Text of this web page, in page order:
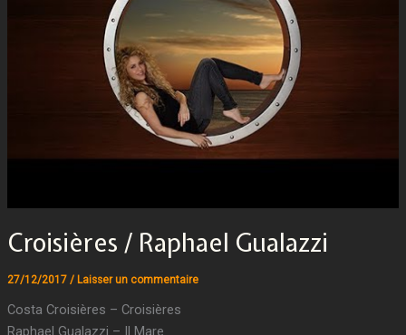
Croisières / Raphael Gualazzi
27/12/2017 / Laisser un commentaire
Costa Croisières – Croisières
Raphael Gualazzi – Il Mare